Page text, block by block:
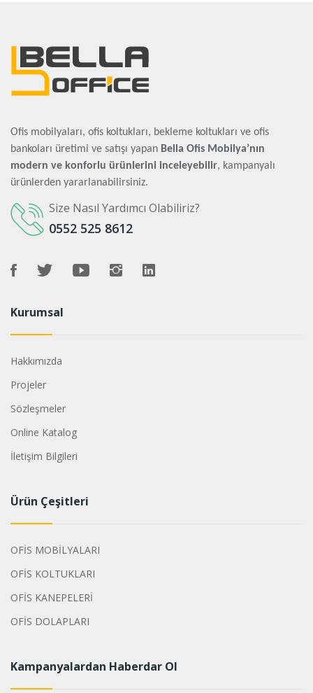
Ofis mobilyaları, ofis koltukları, bekleme koltukları ve ofis
bankoları üretimi ve satışı yapan Bella Ofis Mobilya’nın
modern ve konforlu ürünlerini inceleyebilir, kampanyalı
ürünlerden yararlanabilirsiniz.
Size Nasıl Yardımcı Olabiliriz?
0552 525 8612
Kurumsal
Hakkımızda
Projeler
Sözleşmeler
Online Katalog
İletişim Bilgileri
Ürün Çeşitleri
OFİS MOBİLYALARI
OFİS KOLTUKLARI
OFİS KANEPELERİ
OFİS DOLAPLARI
Kampanyalardan Haberdar Ol